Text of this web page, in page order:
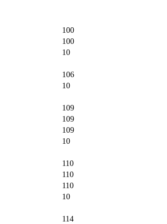
100
100
10
106
10
109
109
109
10
110
110
110
10
114